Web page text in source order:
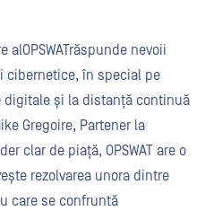
nevoii
cibernetice, în special pe
digitale și la distanță continuă
Gregoire, Partener la
clar de piață, OPSWAT are o
rezolvarea unora dintre
care se confruntă